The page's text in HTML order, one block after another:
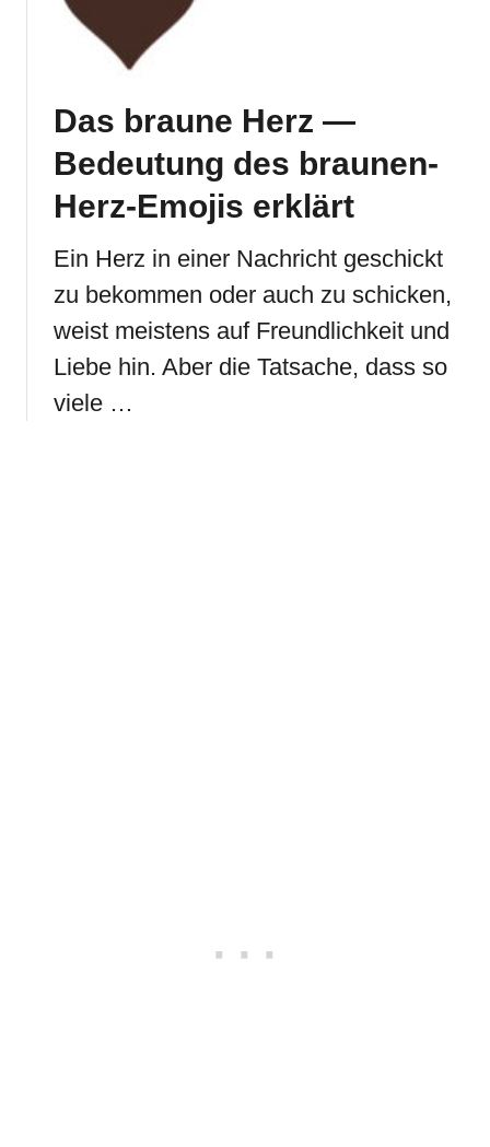
Das braune Herz —
Bedeutung des braunen-
Herz-Emojis erklärt
Ein Herz in einer Nachricht geschickt
zu bekommen oder auch zu schicken,
weist meistens auf Freundlichkeit und
Liebe hin. Aber die Tatsache, dass so
viele …